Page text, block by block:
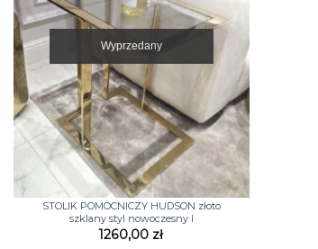
Wyprzedany
STOLIK POMOCNICZY HUDSON złoto
szklany styl nowoczesny I
1260,00 zł